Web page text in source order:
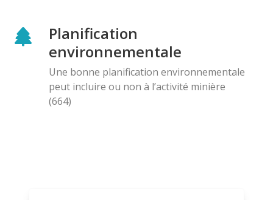
Planification
environnementale
Une bonne planification environnementale
peut incluire ou non à l’activité minière
(664)